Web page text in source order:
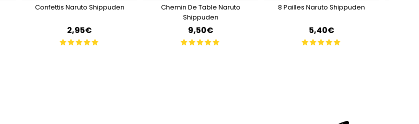
Confettis Naruto Shippuden
2,95€
Chemin De Table Naruto
Shippuden
9,50€
8 Pailles Naruto Shippuden
5,40€